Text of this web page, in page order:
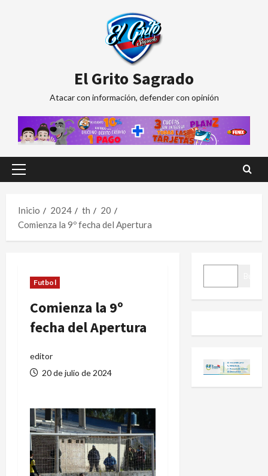
El Grito Sagrado
Atacar con información, defender con opinión
Menú
Inicio
2024 th
20
Comienza la 9º fecha del Apertura
Futbol
Comienza la 9º
fecha del Apertura
editor
20 de julio de 2024